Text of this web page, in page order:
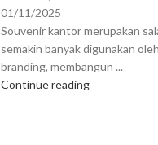
01/11/2025
Souvenir kantor merupakan
semakin banyak digunakan
branding, membangun ...
Continue reading